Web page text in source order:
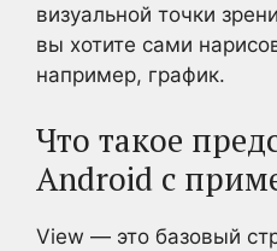
визуальной точки
вы хотите сами
например, график.
Что такое
Android с
View — это базовый